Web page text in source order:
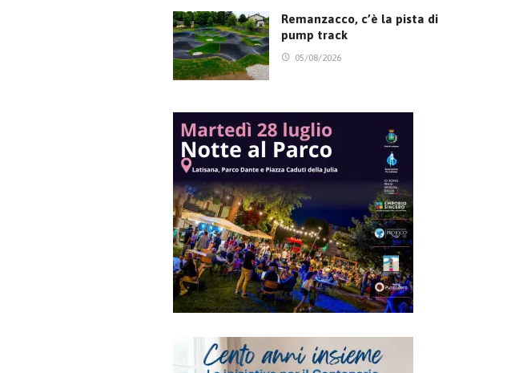
Remanzacco, c’è la pista di
pump track
05/08/2026